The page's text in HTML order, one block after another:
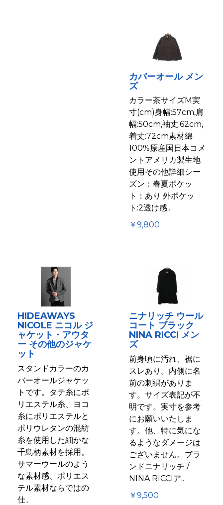
カバーオール メン
ズ
カラー茶サイズM実
寸(cm)身幅:57cm,肩
幅:50cm,袖丈:62cm,
着丈:72cm素材綿
100%原産国日本コメ
ントアメリカ製生地
使用その他詳細シー
ズン：春夏ポケッ
ト：あり 外ポケッ
ト:2透け感..
￥9,800
HIDEAWAYS
NICOLE ニコル ジ
ャケット・アウタ
ー その他のジャケ
ット
スタンドカラーのカ
バーオールジャケッ
トです。タテ糸にポ
リエステル糸、ヨコ
糸にポリエステルと
ポリウレタンの混紡
糸を使用した細かな
千鳥柄素材を採用。
サマーウールのよう
な素材感、ポリエス
テル素材ならではの
仕..
ニナリッチ ウール
コート ブラック
NINA RICCI メン
ズ
前身頃に汚れ、裾に
スレあり。内側に名
前の刺繍がありま
す。サイズ表記が不
明です。実寸を参考
にお願いいたしま
す。他、特に気にな
るようなダメージは
ございません。ブラ
ンドニナリッチ /
NINA RICCIア..
￥9,500